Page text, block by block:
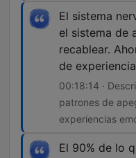
El sistema
el sistema de
recablear.
de
00:18:14 ·
patrones de
experiencias
El 90% de lo